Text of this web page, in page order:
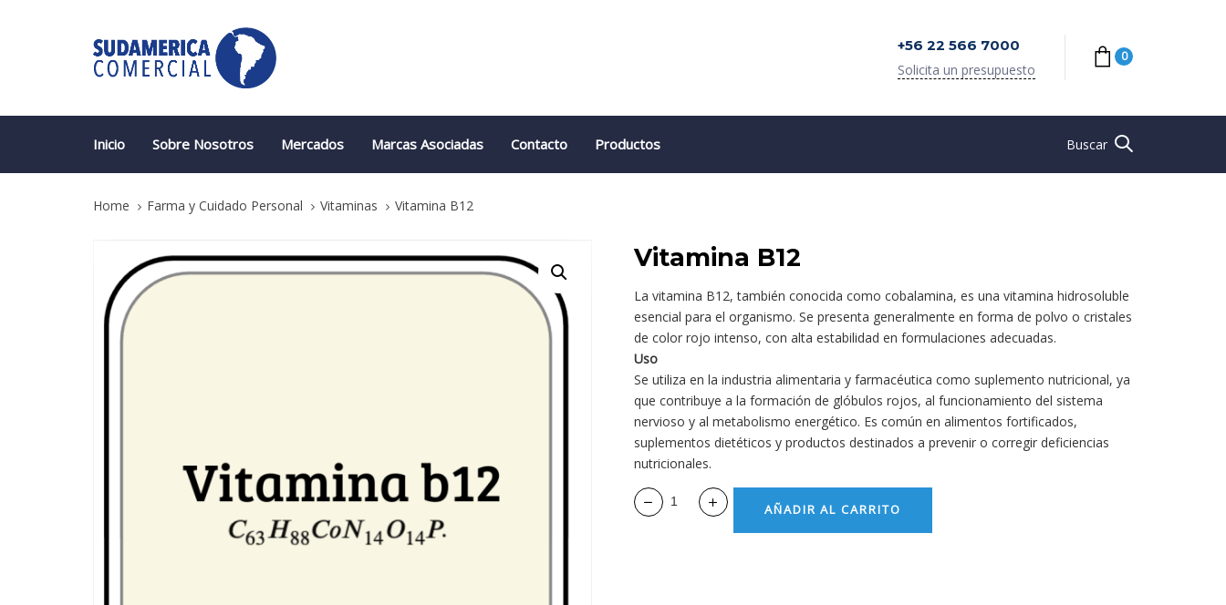
to
+56 22 566 7000
Solicita un presupuesto
0
Inicio Sobre Nosotros Mercados Marcas Asociadas Contacto Productos Buscar
Home Farma y Cuidado Personal Vitaminas Vitamina B12
Vitamina B12
La vitamina B12, también conocida como cobalamina, es una vitamina hidrosoluble
esencial para el organismo. Se presenta generalmente en forma de polvo o cristales
de color rojo intenso, con alta estabilidad en formulaciones adecuadas.
Uso
Se utiliza en la industria alimentaria y farmacéutica como suplemento nutricional, ya
que contribuye a la formación de glóbulos rojos, al funcionamiento del sistema
nervioso y al metabolismo energético. Es común en alimentos fortificados,
suplementos dietéticos y productos destinados a prevenir o corregir deficiencias
nutricionales.
quantity
AÑADIR AL CARRITO